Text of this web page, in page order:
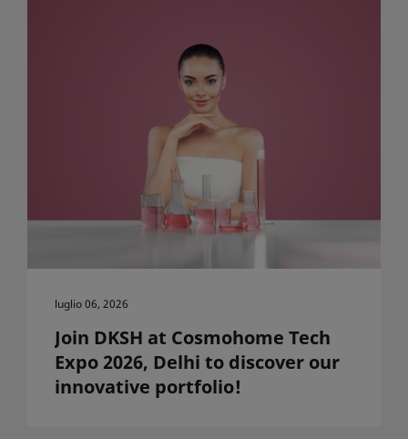
luglio 06, 2026
Join DKSH at Cosmohome Tech
Expo 2026, Delhi to discover our
innovative portfolio!